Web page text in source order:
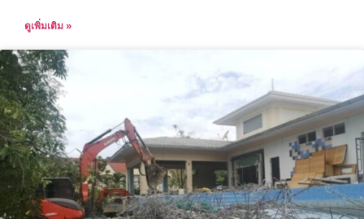
ดูเพิ่มเติม »